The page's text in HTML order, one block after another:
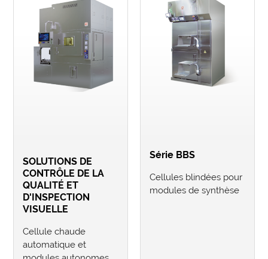
SOLUTIONS DE
CONTRÔLE DE LA
QUALITÉ ET
D'INSPECTION
VISUELLE
Cellule chaude
automatique et
Série BBS
Cellules blindées pour
modules de synthèse